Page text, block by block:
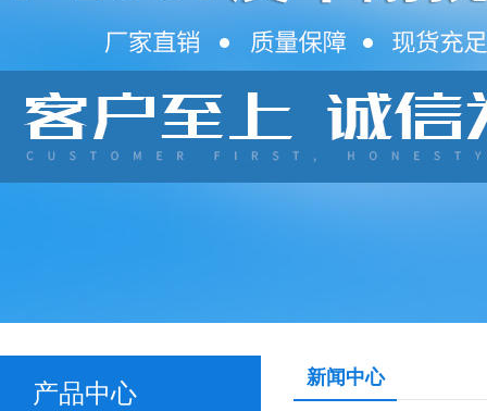
产品中心
新闻中心